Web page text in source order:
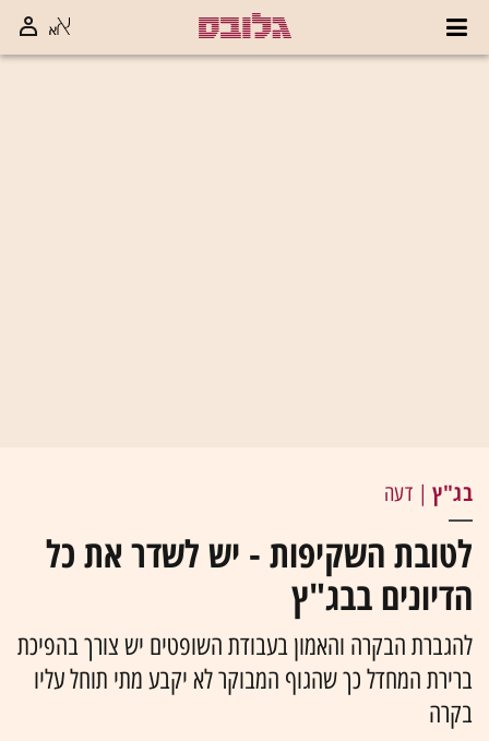
בג"ץ| דעה
לטובת השקיפות - יש לשדר את כל
הדיונים בבג"ץ
להגברת הבקרה והאמון בעבודת השופטים יש צורך בהפיכת
ברירת המחדל כך שהגוף המבוקר לא יקבע מתי תוחל עליו
בקרה